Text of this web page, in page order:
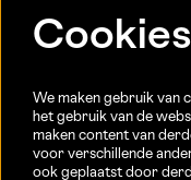
Cookies
We maken gebruik van
het gebruik van de
maken content van
voor verschillende
ook geplaatst door